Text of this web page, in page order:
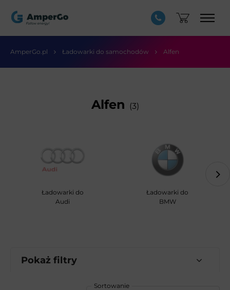
AmperGo.pl Ładowarki do samochodów Alfen
Alfen (3)
Ładowarki do
Audi
Ładowarki do
BMW
Pokaż filtry
Sortowanie